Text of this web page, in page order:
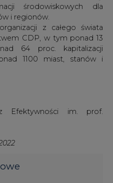
środowiskowych dla
i regionów.
z całego świata
CDP, w tym ponad 13
64 proc. kapitalizacji
1100 miast, stanów i
Efektywności im. prof.